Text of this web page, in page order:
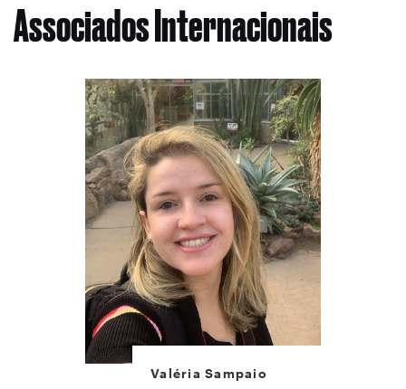
Associados Internacionais
Valéria Sampaio